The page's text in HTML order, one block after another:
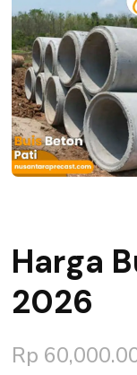
Harga
2026
Rp